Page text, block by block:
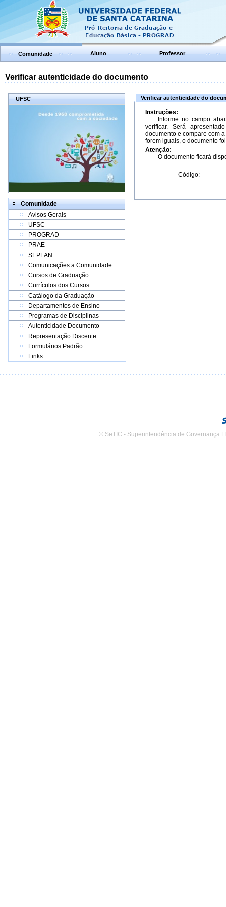
Comunidade Aluno Professor
Verificar autenticidade do documento
UFSC
Comunidade
Avisos Gerais
UFSC
PROGRAD
PRAE
SEPLAN
Comunicações a Comunidade
Cursos de Graduação
Currículos dos Cursos
Catálogo da Graduação
Departamentos de Ensino
Programas de Disciplinas
Autenticidade Documento
Representação Discente
Formulários Padrão
Links
Verificar autenticidade do
Instruções:
Informe no campo
verificar. Será
documento e compare com
forem iguais, o documento
Atenção:
O documento ficará
Código:
© SeTIC - Superintendência de Governança